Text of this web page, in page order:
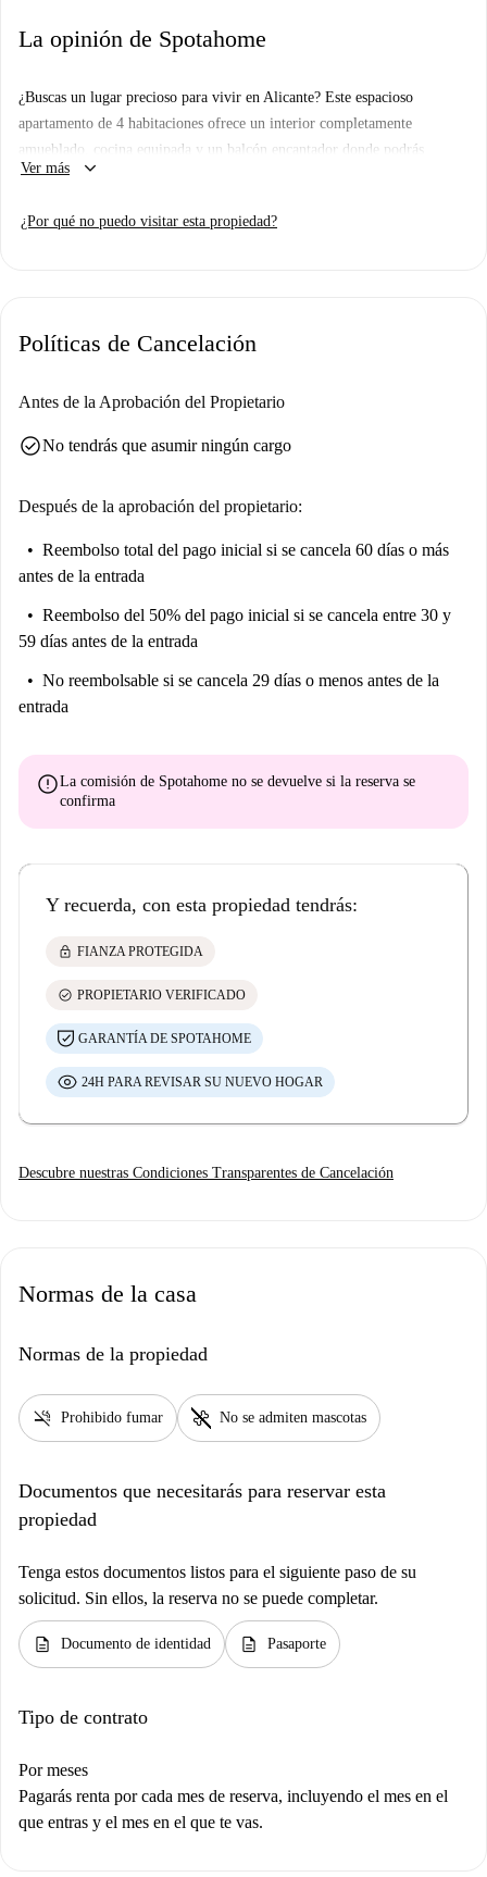
La opinión de Spotahome
¿Buscas un lugar precioso para vivir en Alicante? Este espacioso
apartamento de 4 habitaciones ofrece un interior completamente
amueblado, cocina equipada y un balcón encantador donde podrás
disfrutar del animado entorno. Dispone de aire acondicionado individual
y lavavajillas.
interés cercanos se encuentran la Plaza Séneca y la Casa de San Nicolás,
Ver más keyboard_arrow_down
¿Por qué no puedo visitar esta propiedad?
Políticas de Cancelación
Antes de la Aprobación del Propietario
check_circleNo tendrás que asumir ningún cargo
Después de la aprobación del propietario:
Reembolso total del pago inicial si se cancela 60 días o más
antes de la entrada
Reembolso del 50% del pago inicial si se cancela entre 30 y
59 días antes de la entrada
No reembolsable si se cancela 29 días o menos antes de la
entrada
errorLa comisión de Spotahome no se devuelve si la reserva se
confirma
Y recuerda, con esta propiedad tendrás:
lock FIANZA PROTEGIDA
check_circle PROPIETARIO VERIFICADO
GARANTÍA DE SPOTAHOME
24H PARA REVISAR SU NUEVO HOGAR
Descubre nuestras Condiciones Transparentes de Cancelación
Normas de la casa
Normas de la propiedad
smoke_free Prohibido fumar pet_supplies No se admiten mascotas
Documentos que necesitarás para reservar esta
propiedad
Tenga estos documentos listos para el siguiente paso de su
solicitud. Sin ellos, la reserva no se puede completar.
description Documento de identidad description Pasaporte
Tipo de contrato
Por meses
Pagarás renta por cada mes de reserva, incluyendo el mes en el
que entras y el mes en el que te vas.